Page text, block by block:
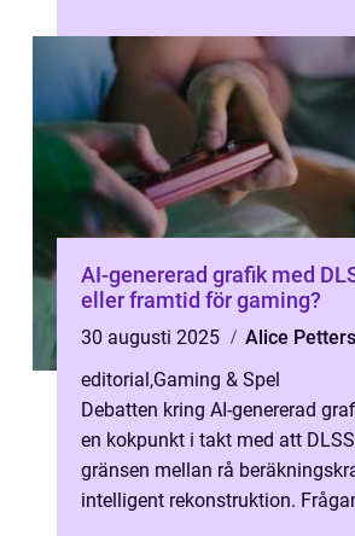
AI-genererad grafik med
eller framtid för gaming?
30 augusti 2025
Alice
editorial,Gaming & Spel
Debatten kring AI-genererad
en kokpunkt i takt med att
gränsen mellan rå
intelligent rekonstruktion.